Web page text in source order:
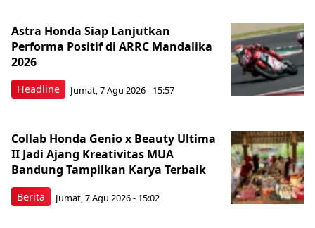
Headline
Astra Honda Siap Lanjutkan
Performa Positif di ARRC Mandalika
2026
Jumat, 7 Agu 2026 - 15:57
Berita
Collab Honda Genio x Beauty Ultima
II Jadi Ajang Kreativitas MUA
Bandung Tampilkan Karya Terbaik
Jumat, 7 Agu 2026 - 15:02